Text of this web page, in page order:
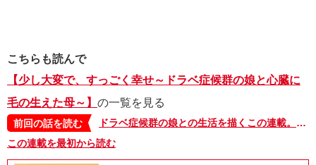
こちらも読んで
【少し大変で、すっごく幸せ～ドラベ症候群の娘と心臓に
毛の生えた母～】 の一覧を見る
前回の話を読む
ドラベ症候群の娘との生活を描くこの連載。あの日、この物語は終わってしまうかもしれないと思いました【少し大変で、すっごく幸せ～ドラベ症候群の娘と心臓に毛の生えた母～・53】
この連載を最初から読む